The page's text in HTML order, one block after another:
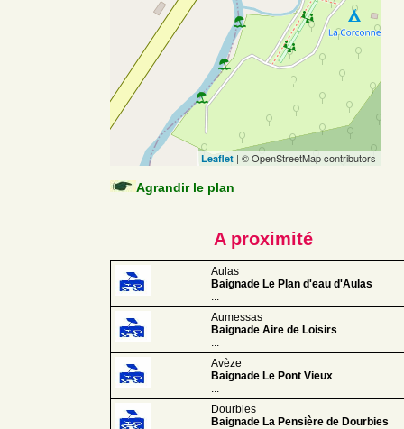
Leaflet | © OpenStreetMap contributors
Agrandir le plan
A proximité
Aulas
Baignade Le Plan d'eau d'Aulas
...
Aumessas
Baignade Aire de Loisirs
...
Avèze
Baignade Le Pont Vieux
...
Dourbies
Baignade La Pensière de Dourbies